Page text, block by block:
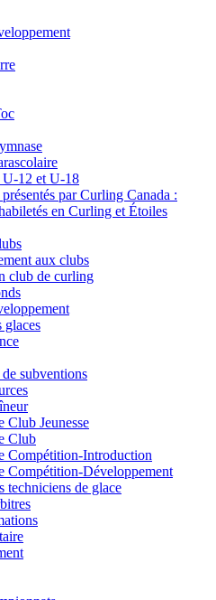
U-12 et U-18
par Curling Canada :
en Curling et Étoiles
aux clubs
club de curling
glaces
subventions
Club Jeunesse
Club
Compétition-Introduction
Compétition-Développement
techniciens de glace